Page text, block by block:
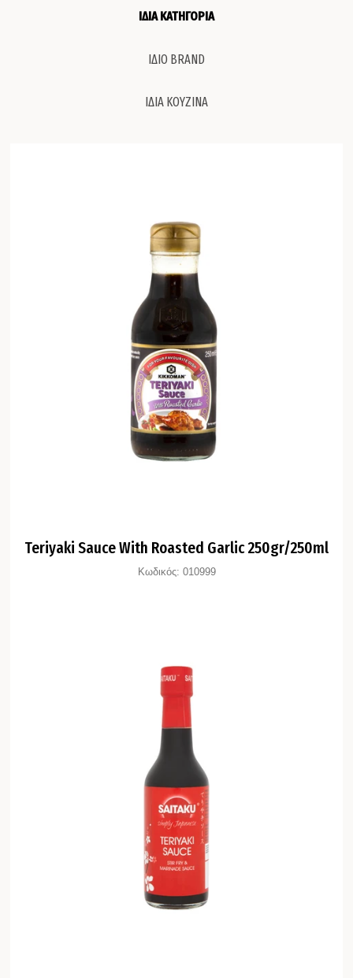
ΙΔΙΑ ΚΑΤΗΓΟΡΙΑ
ΙΔΙΟ BRAND
ΙΔΙΑ ΚΟΥΖΙΝΑ
Teriyaki Sauce With Roasted Garlic 250gr/250ml
Κωδικός: 010999